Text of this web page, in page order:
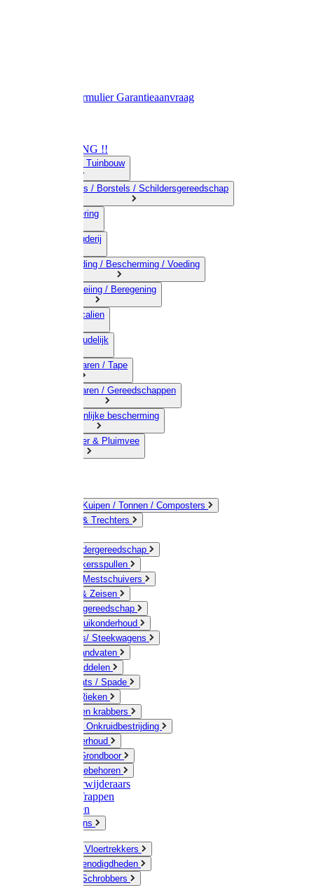
RetourformulierGarantieaanvraag
OPRUIMING !!
01) Land-& Tuinbouw
02) Bezems / Borstels / Schildersgereedschap
03) Afrastering
04) Veehouderij
05) Bestrijding / Bescherming / Voeding
06) Besproeiing / Beregening
07) Chemicalien
08) Huishoudelijk
09) Touwwaren / Tape
10) IJzerwaren / Gereedschappen
11) Persoonlijke bescherming
12) Kleindier & Pluimvee
Emmers / Kuipen / Tonnen / Composters
Jerrycans & Trechters
Hand-/ Kindergereedschap
Stratenmakersspullen
Sneeuw- / Mestschuivers
Baggeren & Zeisen
Elektrisch gereedschap
Boom / Struikonderhoud
Kruiwagens/ Steekwagens
Stelen / Handvaten
Tuinhulpmiddelen
Schop / Bats / Spade
Vorken & Rieken
Cultivator en krabbers
Schoffels / Onkruidbestrijding
Gazononderhoud
Hamers / Grondboor
Sledes / toebehoren
Onkruidverwijderaars
Ladders / Trappen
Werkbanken
Betonmolens
Bezems & Vloertrekkers
Schildersbenodigdheden
Borstels / Schrobbers